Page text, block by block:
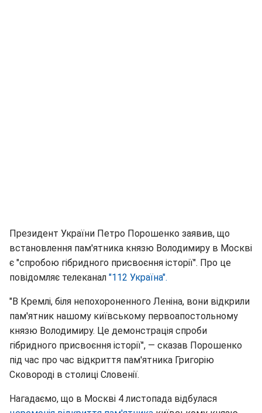
Президент України Петро Порошенко заявив, що
встановлення пам'ятника князю Володимиру в Москві
є "спробою гібридного присвоєння історії". Про це
повідомляє телеканал "112 Україна".
"В Кремлі, біля непохороненного Леніна, вони відкрили
пам'ятник нашому київському первоапостольному
князю Володимиру. Це демонстрація спроби
гібридного присвоєння історії", — сказав Порошенко
під час про час відкриття пам'ятника Григорію
Сковороді в столиці Словенії.
Нагадаємо, що в Москві 4 листопада відбулася